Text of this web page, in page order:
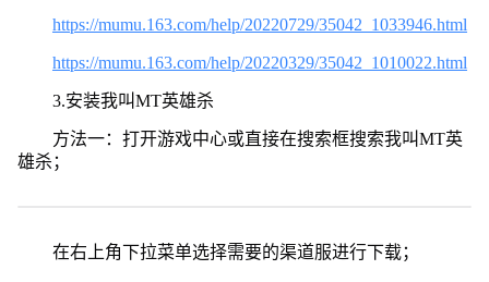
https://mumu.163.com/help/20220729/35042_1033946.html
https://mumu.163.com/help/20220329/35042_1010022.html
3.安装我叫MT英雄杀
方法一：打开游戏中心或直接在搜索框搜索我叫MT英
雄杀；
在右上角下拉菜单选择需要的渠道服进行下载；